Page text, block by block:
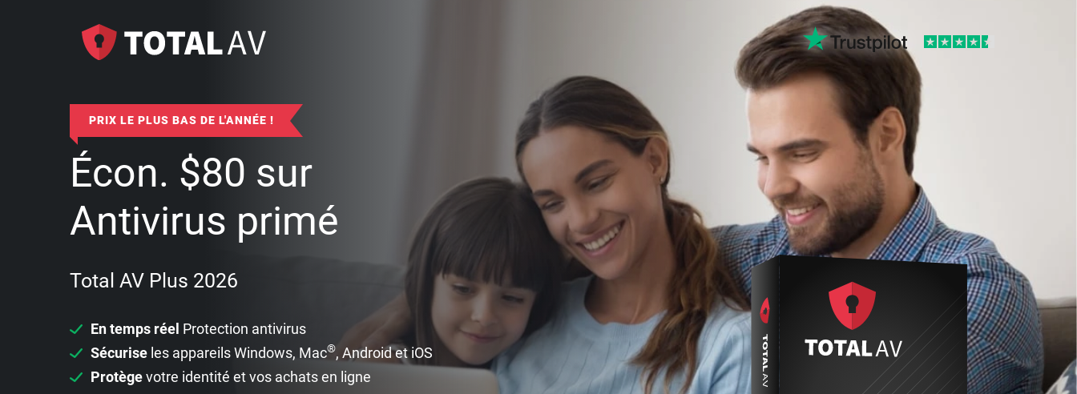
PRIX LE PLUS BAS DE L'ANNÉE !
Écon. $80 sur
Antivirus primé
Total AV Plus 2026
En temps réel Protection antivirus
Sécurise les appareils Windows, Mac®, Android et iOS
Protègevotre identité et vos achats en ligne